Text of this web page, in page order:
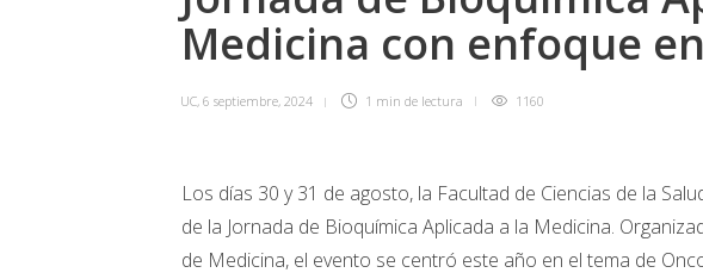
Medicina con enfoque
UC, 6 septiembre, 2024 1 min de lectura 1160
Los días 30 y 31 de agosto, la Facultad de Ciencias de la
de la Jornada de Bioquímica Aplicada a la Medicina.
de Medicina, el evento se centró este año en el tema de